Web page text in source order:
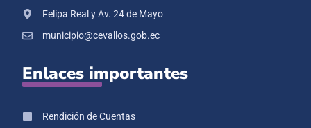
Felipa Real y Av. 24 de Mayo
municipio@cevallos.gob.ec
Enlaces importantes
Rendición de Cuentas